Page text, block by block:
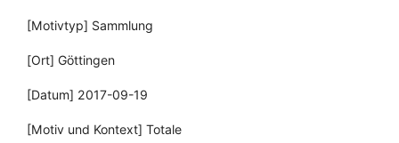
[Motivtyp] Sammlung
[Ort] Göttingen
[Datum] 2017-09-19
[Motiv und Kontext] Totale